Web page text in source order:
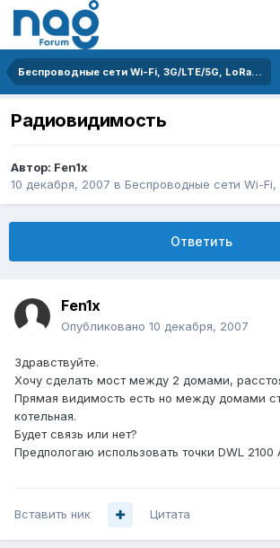
Беспроводные сети Wi-Fi, 3G/LTE/5G, LoRa...
Радиовидимость
Автор: Fen1x
10 декабря, 2007 в Беспроводные сети Wi-Fi,
Ответить
Fen1x
Опубликовано 10 декабря, 2007
Здравствуйте.
Хочу сделать мост между 2 домами,
Прямая видимость есть но между домами
котельная.
Будет связь или нет?
Предпологаю использовать точки DWL 2100
Вставить ник Цитата